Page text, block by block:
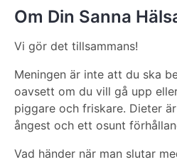
Om Din Sanna
Vi gör det tillsammans!
Meningen är inte att du ska
oavsett om du vill gå upp
piggare och friskare. Dieter
ångest och ett osunt
Vad händer när man slutar